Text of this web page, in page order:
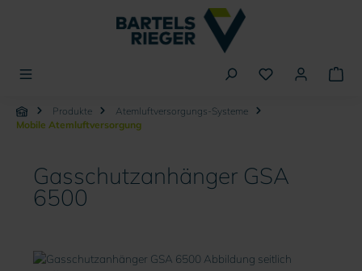
Produkte
Atemluftversorgungs-Systeme
Mobile Atemluftversorgung
Gasschutzanhänger GSA
6500
Bildergalerie überspringen